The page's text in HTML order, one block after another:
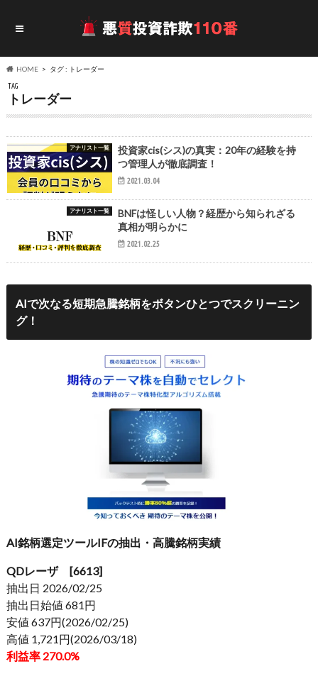
HOME タグ : トレーダー
TAG
トレーダー
アナリスト一覧
投資家cis(シス)の真実：20年の経験を持
つ管理人が徹底調査！
2021.03.04
アナリスト一覧
BNFは怪しい人物？経歴から知られざる
真相が明らかに
2021.02.25
AIで次なる短期急騰銘柄をボタンひとつでスクリーニン
グ！
AI銘柄選定ツールIFの抽出・高騰銘柄実績
QDレーザ [6613]
抽出日 2026/02/25
抽出日始値 681円
安値 637円(2026/02/25)
高値 1,721円(2026/03/18)
利益率 270.0%